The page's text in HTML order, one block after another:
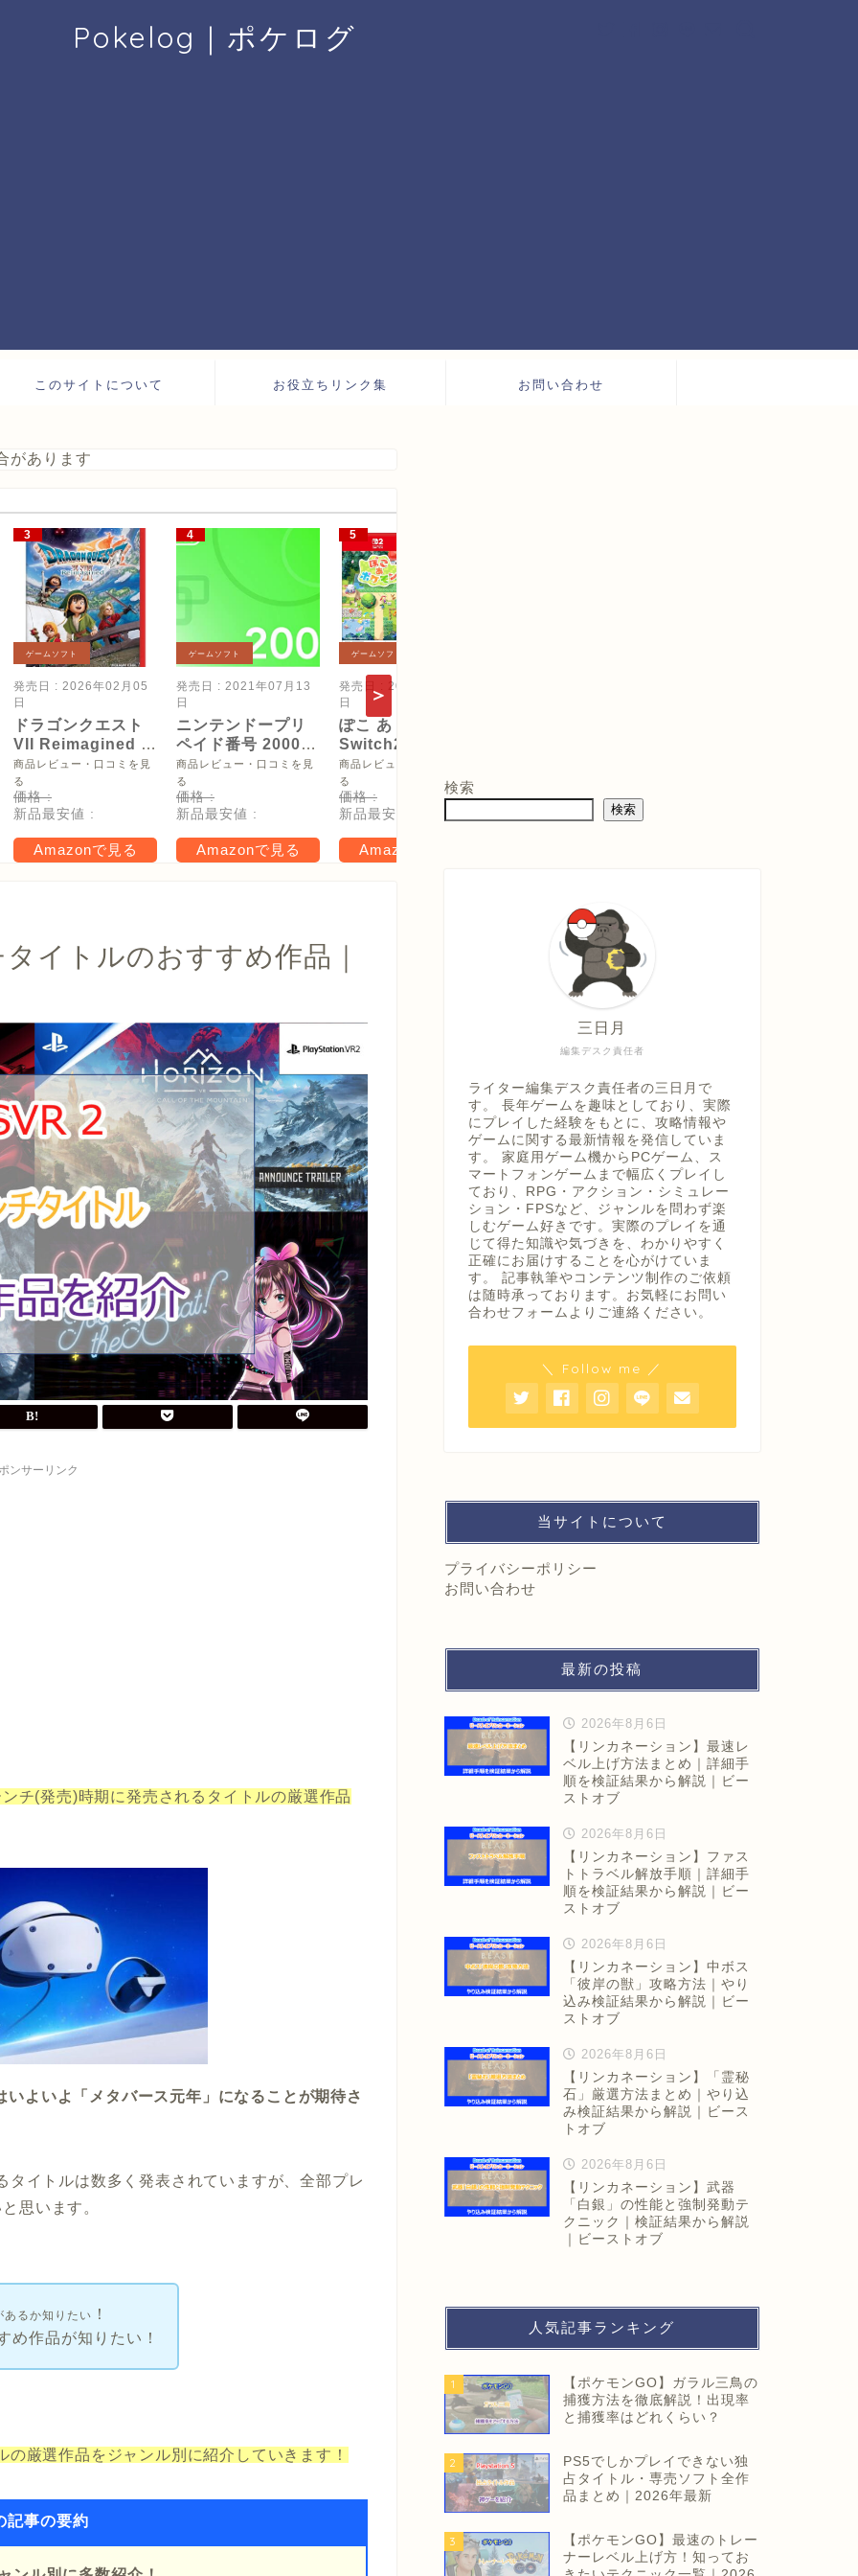
Pokelog｜ポケログ
このサイトについて お役立ちリンク集 お問い合わせ
があります
ゲームソフト
発売日 : 2026年02月05
日
ドラゴンクエスト
VII Reimagined -
Switch2
商品レビュー・口コミを見
る
価格 :
新品最安値 :
Amazonで見る
ゲームソフト
発売日 : 2021年07月13
日
ニンテンドープリ
ペイド番号 2000
円|オンラインコー
ド版
商品レビュー・口コミを見
る
価格 :
新品最安値 :
Amazonで見る
ゲームソフト
発売日 : 2026年03月05
日
ぽこ あ ポケモン -
Switch2
【Amazon.co.jpオ
リジナル特典】メ
タモン型木製トレ
ー(サイズ約直径
16cm) 同梱 & デジ
タル特典 家具「ひ
商品レビュー・口コミを見
る
価格 :
新品最安値 :
Amazonで見る
価格 :
イトルのおすすめ作品｜
ンサーリンク
チ(発売)時期に発売されるタイトルの厳選作品
よいよ「メタバース元年」になることが期待さ
イトルは数多く発表されていますが、全部プレ
思います。
あるか知りたい ！
め作品が知りたい！
の厳選作品 をジャンル別に紹介していきます！
記事の要約
検索
検索
編集デスク責任者
三日月
ライター編集デスク責任者の三日月で
す。 長年ゲームを趣味としており、実際
にプレイした経験をもとに、攻略情報や
ゲームに関する最新情報を発信していま
す。 家庭用ゲーム機からPCゲーム、ス
マートフォンゲームまで幅広くプレイし
ており、RPG・アクション・シミュレー
ション・FPSなど、ジャンルを問わず楽
しむゲーム好きです。実際のプレイを通
じて得た知識や気づきを、わかりやすく
正確にお届けすることを心がけていま
す。 記事執筆やコンテンツ制作のご依頼
は随時承っております。お気軽にお問い
合わせフォームよりご連絡ください。
＼ Follow me ／
当サイトについて
プライバシーポリシー
お問い合わせ
最新の投稿
2026年8月6日
【リンカネーション】最速レ
ベル上げ方法まとめ｜詳細手
順を検証結果から解説｜ビー
ストオブ
2026年8月6日
【リンカネーション】ファス
トトラベル解放手順｜詳細手
順を検証結果から解説｜ビー
ストオブ
2026年8月6日
【リンカネーション】中ボス
「彼岸の獣」攻略方法｜やり
込み検証結果から解説｜ビー
ストオブ
2026年8月6日
【リンカネーション】「霊秘
石」厳選方法まとめ｜やり込
み検証結果から解説｜ビース
トオブ
2026年8月6日
【リンカネーション】武器
「白銀」の性能と強制発動テ
クニック｜検証結果から解説
｜ビーストオブ
人気記事ランキング
1
【ポケモンGO】ガラル三鳥の
捕獲方法を徹底解説！出現率
と捕獲率はどれくらい？
2
PS5でしかプレイできない独
占タイトル・専売ソフト全作
品まとめ｜2026年最新
3
【ポケモンGO】最速のトレー
ナーレベル上げ方！知ってお